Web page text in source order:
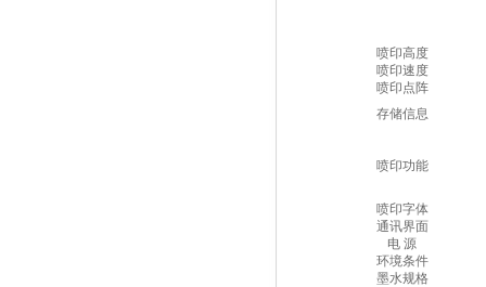
喷印高度
喷印速度
喷印点阵
存储信息
喷印功能
喷印字体
通讯界面
电 源
环境条件
墨水规格